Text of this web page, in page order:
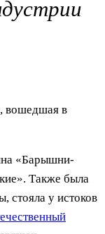
вошедшая в
«Барышни-
Также была
стояла у истоков